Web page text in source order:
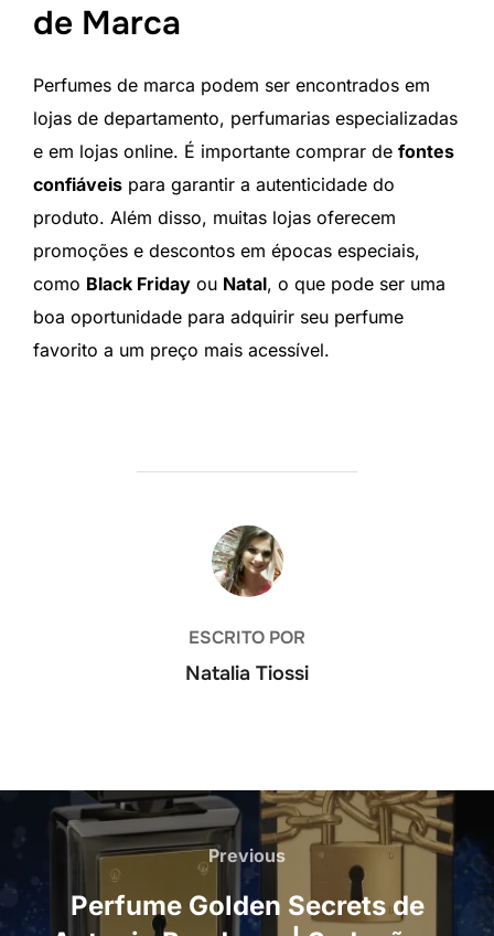
de Marca
Perfumes de marca podem ser encontrados em
lojas de departamento, perfumarias especializadas
e em lojas online. É importante comprar de fontes
confiáveis para garantir a autenticidade do
produto. Além disso, muitas lojas oferecem
promoções e descontos em épocas especiais,
como Black Friday ou Natal, o que pode ser uma
boa oportunidade para adquirir seu perfume
favorito a um preço mais acessível.
AUTOR DO POST
ESCRITO POR
Natalia Tiossi
Navegação
Post
Previous
Previous
Perfume Golden Secrets de